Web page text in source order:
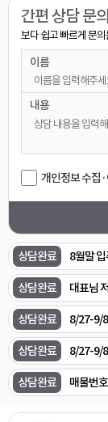
간편 상담 문의
보다 쉽고 빠르게 문
이름
내용
개인정보 수집
상담완료 임대문
상담완료
상담완료
상담완료 매물번
상담완료
상담완료
상담완료
상담완료
상담완료
상담완료 사무실